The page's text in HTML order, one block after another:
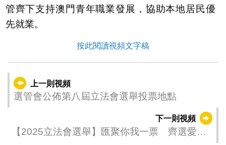
管齊下支持澳門青年職業發展，協助本地居民優
先就業。
按此閱讀視頻文字稿
上一則視頻
選管會公佈第八屆立法會選舉投票地點
下一則視頻
【2025立法會選舉】匯聚你我一票 齊選愛國